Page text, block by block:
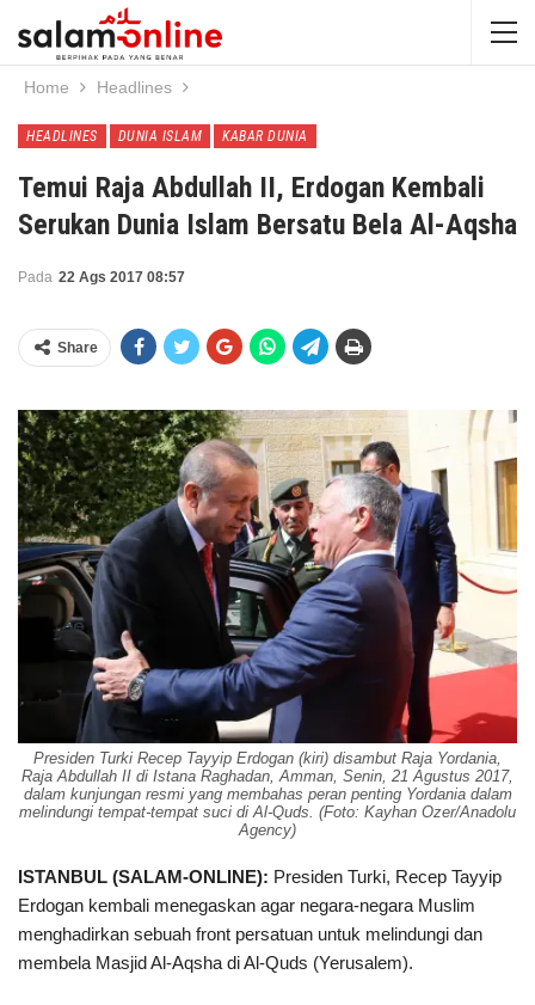
Home Headlines
HEADLINES DUNIA ISLAM KABAR DUNIA
Temui Raja Abdullah II, Erdogan Kembali
Serukan Dunia Islam Bersatu Bela Al-Aqsha
Pada 22 Ags 2017 08:57
Share
Presiden Turki Recep Tayyip Erdogan (kiri) disambut Raja Yordania,
Raja Abdullah II di Istana Raghadan, Amman, Senin, 21 Agustus 2017,
dalam kunjungan resmi yang membahas peran penting Yordania dalam
melindungi tempat-tempat suci di Al-Quds. (Foto: Kayhan Ozer/Anadolu
Agency)
ISTANBUL (SALAM-ONLINE): Presiden Turki, Recep Tayyip
Erdogan kembali menegaskan agar negara-negara Muslim
menghadirkan sebuah front persatuan untuk melindungi dan
membela Masjid Al-Aqsha di Al-Quds (Yerusalem).